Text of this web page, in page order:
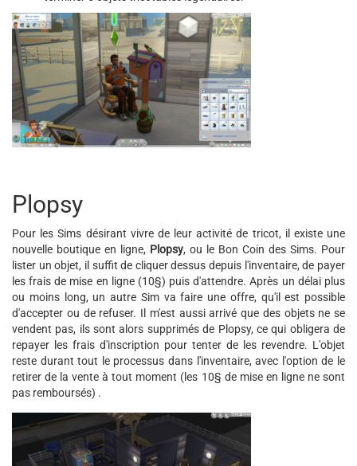
Plopsy
Pour les Sims désirant vivre de leur activité de tricot, il existe une
nouvelle boutique en ligne, Plopsy, ou le Bon Coin des Sims. Pour
lister un objet, il suffit de cliquer dessus depuis l'inventaire, de payer
les frais de mise en ligne (10§) puis d'attendre. Après un délai plus
ou moins long, un autre Sim va faire une offre, qu'il est possible
d'accepter ou de refuser. Il m'est aussi arrivé que des objets ne se
vendent pas, ils sont alors supprimés de Plopsy, ce qui obligera de
repayer les frais d'inscription pour tenter de les revendre. L'objet
reste durant tout le processus dans l'inventaire, avec l'option de le
retirer de la vente à tout moment (les 10§ de mise en ligne ne sont
pas remboursés) .